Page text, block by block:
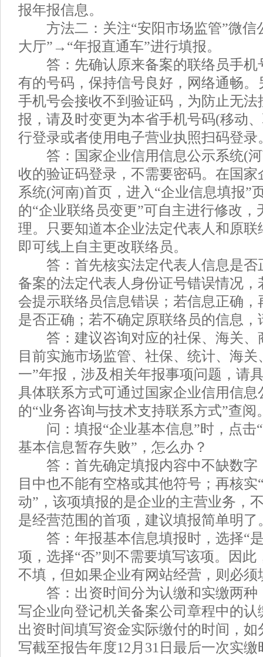
报年报信息。
方法二：关注“安阳市场监管”微信
大厅”→“年报直通车”进行填报。
答：先确认原来备案的联络员手机
有的号码，保持信号良好，网络通畅。
手机号会接收不到验证码，为防止无法
报，请及时变更为本省手机号码(移动
行登录或者使用电子营业执照扫码登录
答：国家企业信用信息公示系统(河
收的验证码登录，不需要密码。在国
系统(河南)首页，进入“企业信息填报”
的“企业联络员变更”可自主进行修改，
理。只要知道本企业法定代表人和原联
即可线上自主更改联络员。
答：首先核实法定代表人信息是否
备案的法定代表人身份证号错误情况
会提示联络员信息错误；若信息正确，
是否正确；若不确定原联络员的信息
答：建议咨询对应的社保、海关、
目前实施市场监管、社保、统计、海关
一”年报，涉及相关年报事项问题，请
具体联系方式可通过国家企业信用信
的“业务咨询与技术支持联系方式”查阅
问：填报“企业基本信息”时，点击“
基本信息暂存失败”，怎么办？
答：首先确定填报内容中不缺数字
目中也不能有空格或其他符号；再核实
动”，该项填报的是企业的主营业务，
是经营范围的首项，建议填报简单明了
答：年报基本信息填报时，选择“是
项，选择“否”则不需要填写该项。因此
不填，但如果企业有网站经营，则必须
答：出资时间分为认缴和实缴两种
写企业向登记机关备案公司章程中的
出资时间填写资金实际缴付的时间，
写截至报告年度12月31日最后一次实缴